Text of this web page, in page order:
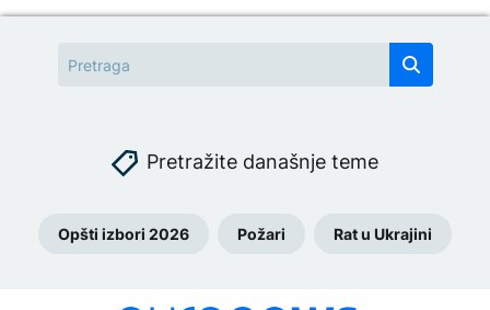
Pretražite današnje teme
Opšti izbori 2026 Požari Rat u Ukrajini